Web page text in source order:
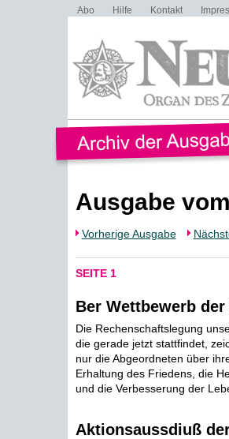
Abo Hilfe Kontakt
Ausgabe
Vorherige Ausgabe
SEITE 1
Ber Wettbewerb
Die Rechenschaftslegung
die gerade jetzt stattfindet,
nur die Abgeordneten über
Erhaltung des Friedens, die
und die Verbesserung der
Aktionsaussdiuß